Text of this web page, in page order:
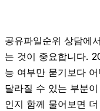
공유파일순위 상담에
는 것이 중요합니다.
능 여부만 묻기보다
달라질 수 있는 부분
인지 함께 물어보면